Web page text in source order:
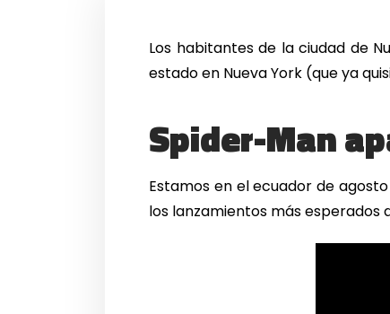
Los habitantes de la ciudad de
estado en Nueva York (que ya
Spider-Man
Estamos en el ecuador de
los lanzamientos más esperados